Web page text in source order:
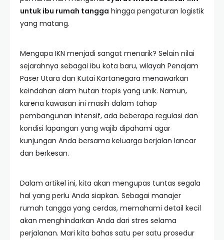
untuk ibu rumah tangga hingga pengaturan logistik
yang matang.
Mengapa IKN menjadi sangat menarik? Selain nilai
sejarahnya sebagai ibu kota baru, wilayah Penajam
Paser Utara dan Kutai Kartanegara menawarkan
keindahan alam hutan tropis yang unik. Namun,
karena kawasan ini masih dalam tahap
pembangunan intensif, ada beberapa regulasi dan
kondisi lapangan yang wajib dipahami agar
kunjungan Anda bersama keluarga berjalan lancar
dan berkesan.
Dalam artikel ini, kita akan mengupas tuntas segala
hal yang perlu Anda siapkan. Sebagai manajer
rumah tangga yang cerdas, memahami detail kecil
akan menghindarkan Anda dari stres selama
perjalanan. Mari kita bahas satu per satu prosedur